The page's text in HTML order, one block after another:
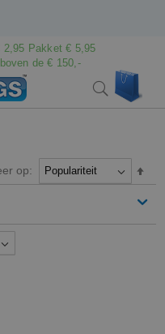
2,95 Pakket € 5,95
de € 150,-
Search
op:
naar